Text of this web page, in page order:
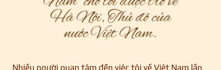
Nhiều người quan tâm đến việc tôi về Việt Nam lần